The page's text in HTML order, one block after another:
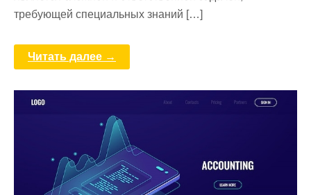
требующей специальных знаний […]
Читать далее →